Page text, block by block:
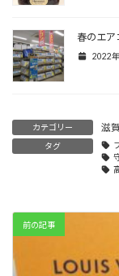
春のエア
2022
カテゴリー 滋
タグ
前の記事